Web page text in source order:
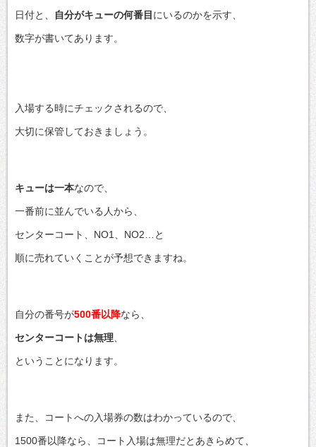
日付と、 自分がキューの何番目 にいるのかを示す、
数字が書いてあります。
入場する時にチェックされるので、
大切に保管しておきましょう。
キューは一本なので、
一番前に並んでいる人から、
センターコート、NO1、NO2…と
順に売れていくことが予想できますね。
自分の番号が500番以降なら、
センターコートは無理
ということになります。
また、コートへの入場券の数はわかっているので、
1500番以降なら、コート入場は無理だとあきらめて、